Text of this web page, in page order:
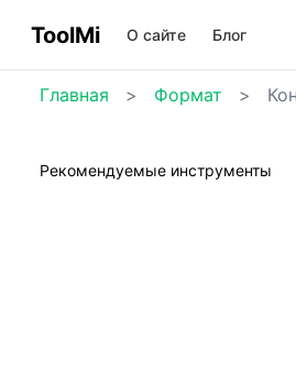
ToolMi О сайте Блог
Главная > Формат >
Рекомендуемые инструменты